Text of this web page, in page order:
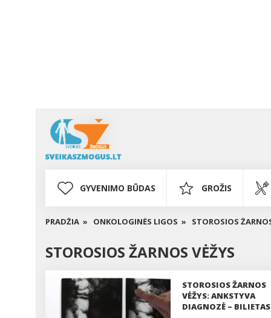
GYVENIMO BŪDAS GROŽIS
PRADŽIA » ONKOLOGINĖS LIGOS » STOROSIOS
STOROSIOS ŽARNOS VĖŽYS
STOROSIOS ŽARNOS
VĖŽYS: ANKSTYVA
DIAGNOZĖ –